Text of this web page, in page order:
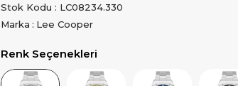
Stok Kodu
LC08234.330
Marka : Lee Cooper
Renk Seçenekleri